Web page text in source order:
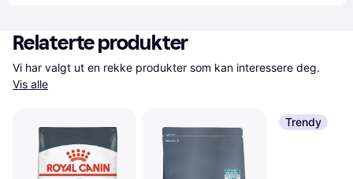
Relaterte produkter
Vis alle
Trendy